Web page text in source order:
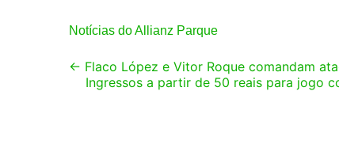
Notícias do Allianz Parque
Post
navigation
← Flaco López e Vitor Roque comandam
Ingressos a partir de 50 reais para jogo